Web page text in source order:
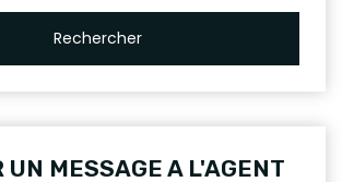
Rechercher
UN MESSAGE A L'AGENT